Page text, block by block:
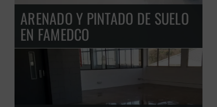
ARENADO Y PINTADO DE SUELO
EN FAMEDCO